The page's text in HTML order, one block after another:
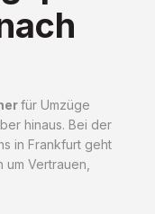
für Umzüge
hinaus. Bei der
in Frankfurt geht
Vertrauen,